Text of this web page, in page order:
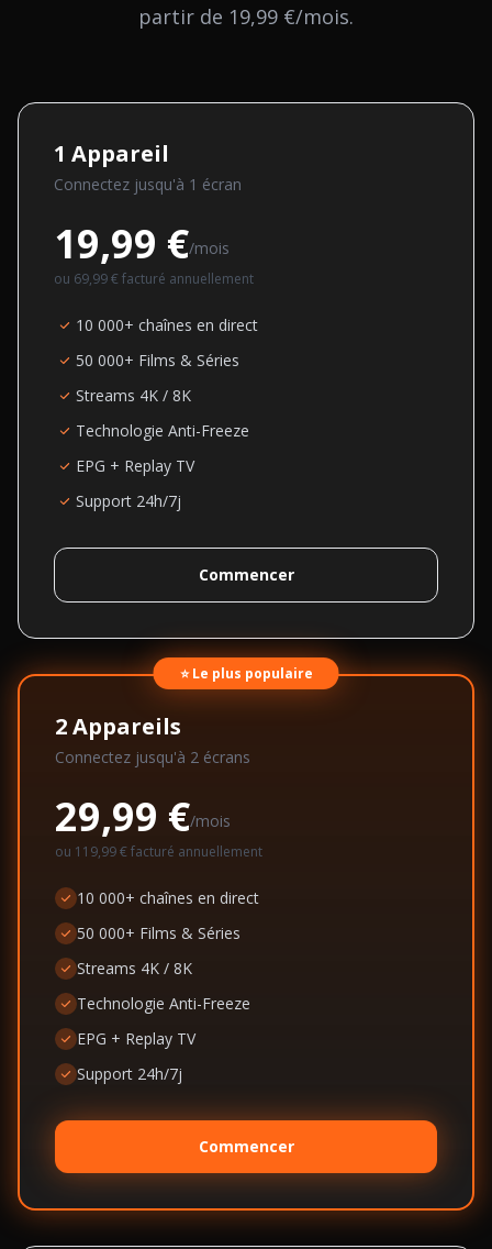
partir de 19,99 €/mois.
1 Appareil
Connectez jusqu'à 1 écran
19,99 €/mois
ou 69,99 € facturé annuellement
10 000+ chaînes en direct
50 000+ Films & Séries
Streams 4K / 8K
Technologie Anti-Freeze
EPG + Replay TV
Support 24h/7j
Commencer
⭐ Le plus populaire
2Appareils
Connectez jusqu'à 2 écrans
29,99 €/mois
ou 119,99 €facturé annuellement
10 000+ chaînes en direct
50 000+ Films & Séries
Streams 4K / 8K
Technologie Anti-Freeze
EPG + Replay TV
Support 24h/7j
Commencer